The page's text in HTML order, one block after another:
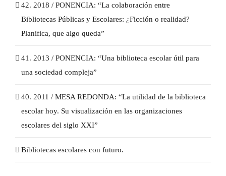
42. 2018 / PONENCIA: “La colaboración entre
Bibliotecas Públicas y Escolares: ¿Ficción o realidad?
Planifica, que algo queda”
41. 2013 / PONENCIA: “Una biblioteca escolar útil para
una sociedad compleja”
40. 2011 / MESA REDONDA: “La utilidad de la biblioteca
escolar hoy. Su visualización en las organizaciones
escolares del siglo XXI”
Bibliotecas escolares con futuro.